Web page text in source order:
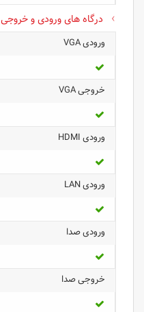
درگاه های ورودی و خروجی
ورودی VGA
خروجی VGA
ورودی HDMI
ورودی LAN
ورودی صدا
خروجی صدا